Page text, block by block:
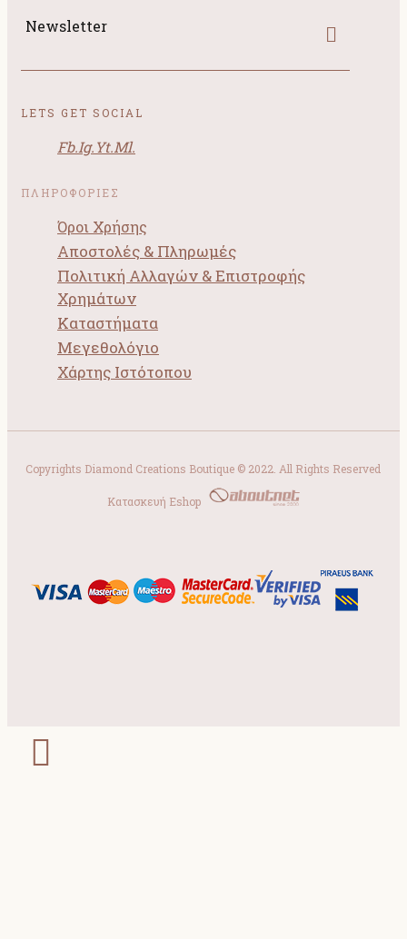
Newsletter
LETS GET SOCIAL
Fb.Ig.Yt.Ml.
ΠΛΗΡΟΦΟΡΙΕΣ
Όροι Χρήσης
Αποστολές & Πληρωμές
Πολιτική Αλλαγών & Επιστροφής
Χρημάτων
Καταστήματα
Μεγεθολόγιο
Χάρτης Ιστότοπου
Copyrights Diamond Creations Boutique © 2022. All Rights Reserved
Κατασκευή Eshop